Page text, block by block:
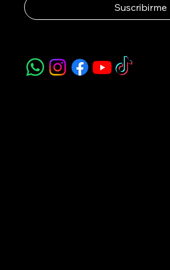
Suscribirme